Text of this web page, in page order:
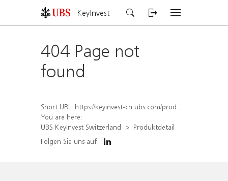
KeyInvest
404 Page not
found
Short URL: https://keyinvest-ch.ubs.com/produkt/detail/index/isin/CH1579755963
You are here:
UBS KeyInvest Switzerland
Produktdetail
Folgen Sie uns auf